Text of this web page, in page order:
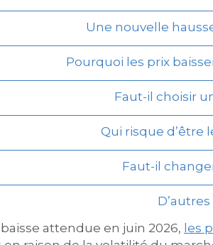
Une nouvelle
Pourquoi les prix
Faut-il choisir
Qui risque d’être
Faut-il
attendue en juin 2026, les